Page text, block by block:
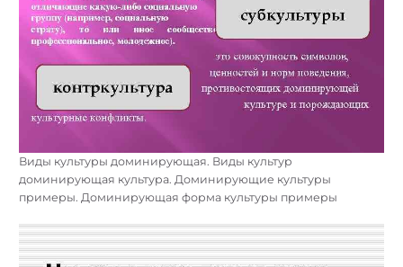
Виды культуры доминирующая. Виды культур
доминирующая культура. Доминирующие культуры
примеры. Доминирующая форма культуры примеры